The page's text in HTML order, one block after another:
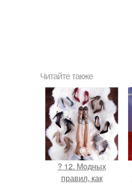
Читайте также
? 12. Модных
правил, как